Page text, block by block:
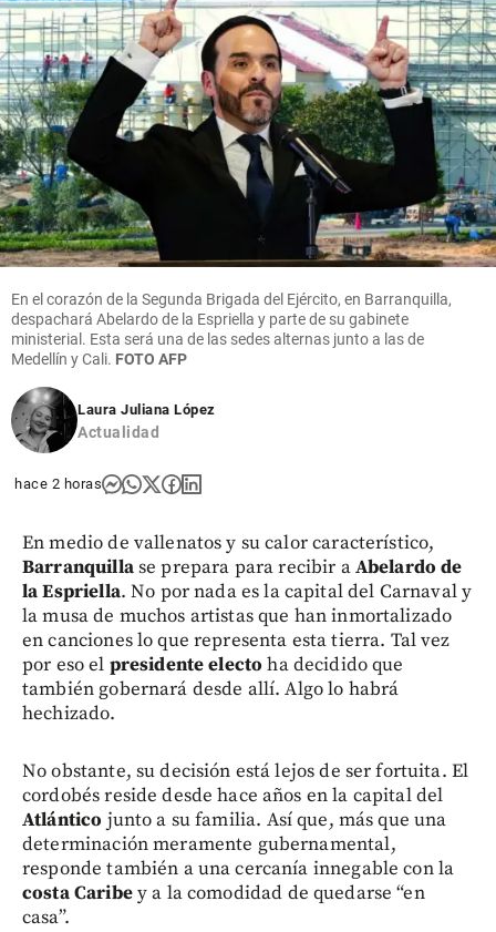
En el corazón de la Segunda Brigada del Ejército, en Barranquilla,
despachará Abelardo de la Espriella y parte de su gabinete
ministerial. Esta será una de las sedes alternas junto a las de
Medellín y Cali. FOTO AFP
Laura Juliana López
Actualidad
hace 2 horas
En medio de vallenatos y su calor característico,
Barranquillase prepara para recibir aAbelardo de
la Espriella. No por nada es la capital del Carnaval y
la musa de muchos artistas que han inmortalizado
en canciones lo que representa esta tierra. Tal vez
por eso el presidente electo ha decidido que
también gobernará desde allí. Algo lo habrá
hechizado.
No obstante, su decisión está lejos de ser fortuita. El
cordobés reside desde hace años en la capital del
Atlántico junto a su familia. Así que, más que una
determinación meramente gubernamental,
responde también a una cercanía innegable con la
costa Caribey a la comodidad de quedarse “en
casa”.